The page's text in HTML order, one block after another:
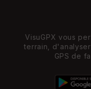
VisuGPX vous
terrain,
GPS de